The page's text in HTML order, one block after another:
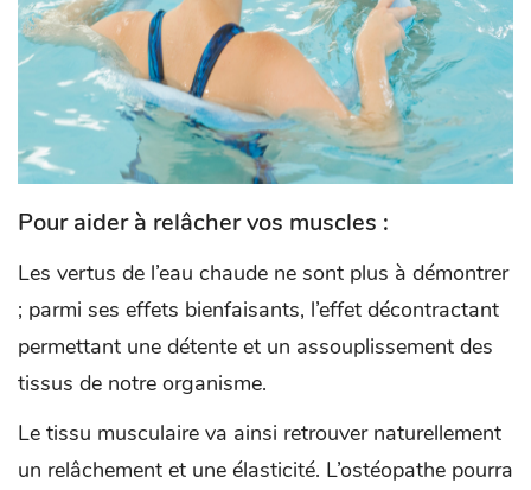
Pour aider à relâcher vos muscles :
Les vertus de l’eau chaude ne sont plus à démontrer
; parmi ses effets bienfaisants, l’effet décontractant
permettant une détente et un assouplissement des
tissus de notre organisme.
Le tissu musculaire va ainsi retrouver naturellement
un relâchement et une élasticité. L’ostéopathe pourra